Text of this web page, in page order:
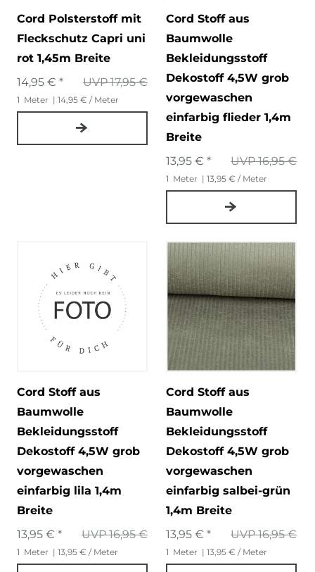
Cord Polsterstoff mit
Fleckschutz Capri uni
rot 1,45m Breite
UVP 17,95 €
14,95 € *
1 Meter | 14,95 € / Meter
Cord Stoff aus
Baumwolle
Bekleidungsstoff
Dekostoff 4,5W grob
vorgewaschen
einfarbig flieder 1,4m
Breite
UVP 16,95 €
13,95 € *
1 Meter | 13,95 € / Meter
Cord Stoff aus
Baumwolle
Bekleidungsstoff
Dekostoff 4,5W grob
vorgewaschen
einfarbig lila 1,4m
Breite
UVP 16,95 €
13,95 € *
1 Meter | 13,95 € / Meter
Cord Stoff aus
Baumwolle
Bekleidungsstoff
Dekostoff 4,5W grob
vorgewaschen
einfarbig salbei-grün
1,4m Breite
UVP 16,95 €
13,95 € *
1 Meter | 13,95 € / Meter